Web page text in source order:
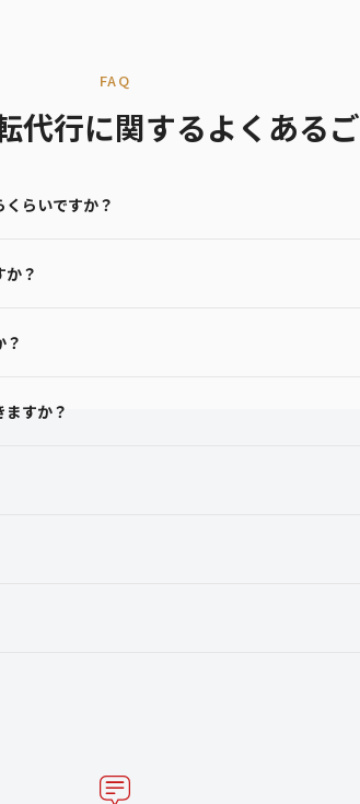
FAQ
代行に関するよくある
らいですか？
？
すか？